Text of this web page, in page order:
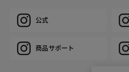
公式
商品サポート